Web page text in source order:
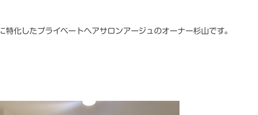
特化したプライベートヘアサロンアージュのオーナー杉山です。